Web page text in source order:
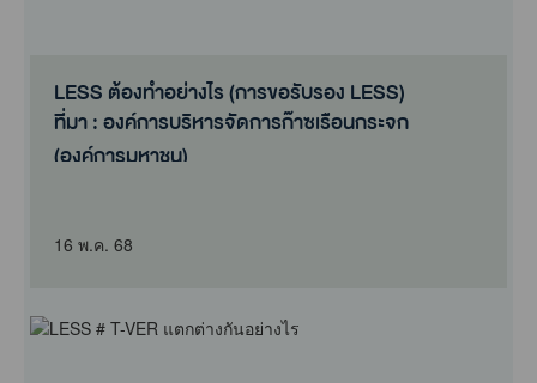
LESS ต้องทำอย่างไร (การขอรับรอง LESS)
ที่มา : องค์การบริหารจัดการก๊าซเรือนกระจก
(องค์การมหาชน)
16 พ.ค. 68